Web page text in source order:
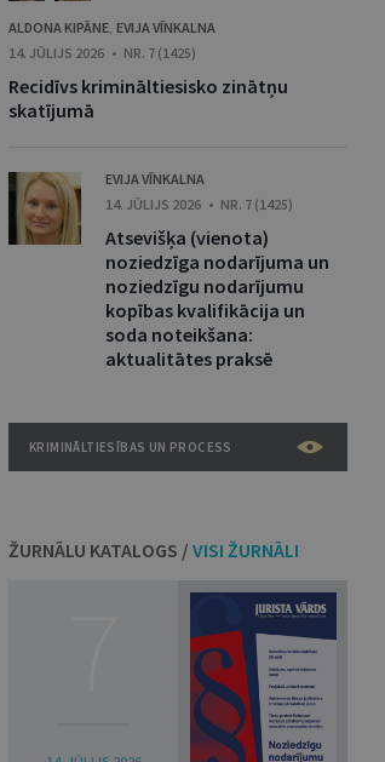
ALDONA KIPĀNE, EVIJA VĪNKALNA
14. JŪLIJS 2026 • NR. 7 (1425)
Recidīvs krimināltiesisko zinātņu
skatījumā
EVIJA VĪNKALNA
14. JŪLIJS 2026 • NR. 7 (1425)
Atsevišķa (vienota)
noziedzīga nodarījuma un
noziedzīgu nodarījumu
kopības kvalifikācija un
soda noteikšana:
aktualitātes praksē
KRIMINĀLTIESĪBAS UN PROCESS
ŽURNĀLU KATALOGS / VISI ŽURNĀLI